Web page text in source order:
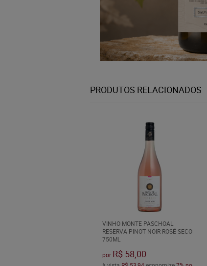
PRODUTOS RELACIONADOS
VINHO MONTE PASCHOAL
RESERVA PINOT NOIR ROSÉ SECO
750ML
por R$ 58,00